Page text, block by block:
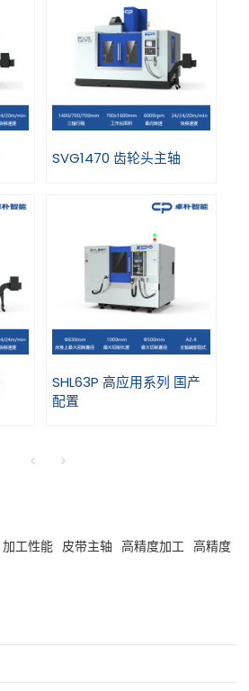
SVG1470 齿轮头主轴
SHL63P 高应用系列 国产
配置
加工性能 皮带主轴 高精度加工 高精度